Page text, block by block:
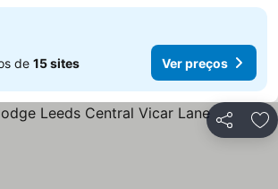
de 15 sites Ver preços
Partilhar